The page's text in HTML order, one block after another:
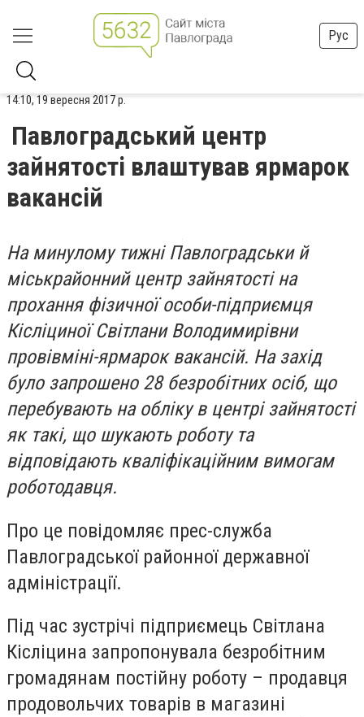
Рус
14:10, 19 вересня 2017 р.
Павлоградський центр
зайнятості влаштував ярмарок
вакансій
На минулому тижні Павлоградськи й
міськрайонний центр зайнятості на
прохання фізичної особи-підприємця
Кісліциної Світлани Володимирівни
провівміні-ярмарок вакансій. На захід
було запрошено 28 безробітних осіб, що
перебувають на обліку в центрі зайнятості
як такі, що шукають роботу та
відповідають кваліфікаційним вимогам
роботодавця.
Про це повідомляє прес-служба
Павлоградської районної державної
адміністрації.
Під час зустрічі підприємець Світлана
Кісліцина запропонувала безробітним
громадянам постійну роботу – продавця
продовольчих товарів в магазині